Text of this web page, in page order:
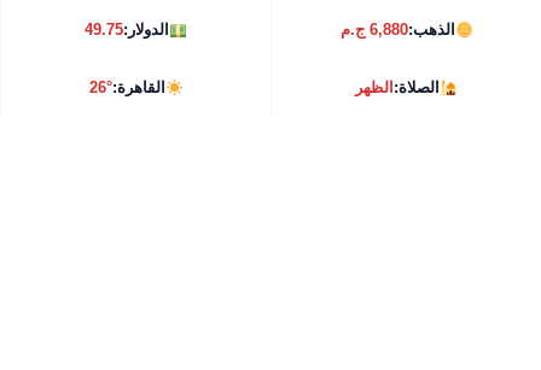
الذهب:6,880 ج.م الدولار:49.75
الصلاة:الظهر القاهرة:26°